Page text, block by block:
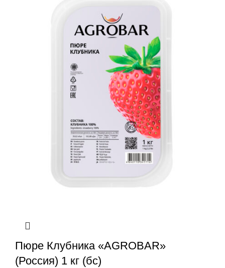
Пюре Клубника «AGROBAR»
(Россия) 1 кг (бс)